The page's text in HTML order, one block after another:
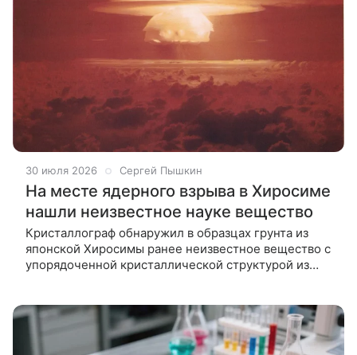
30 июля 2026 Сергей Пышкин
На месте ядерного взрыва в Хиросиме
нашли неизвестное науке вещество
Кристаллограф обнаружил в образцах грунта из
японской Хиросимы ранее неизвестное вещество с
упорядоченной кристаллической структурой из